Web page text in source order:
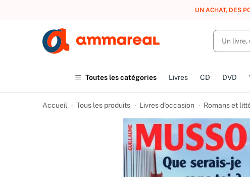
UN ACHAT, DES
Toutes les catégories Livres CD DVD
Accueil Tous les produits Livres d’occasion Romans et